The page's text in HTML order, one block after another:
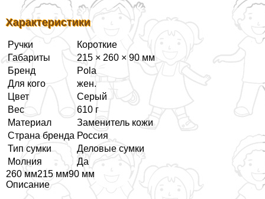
Хаpaктеристики
Ручки
Короткие
Габариты
215 × 260 × 90 мм
Бренд
Pola
Для кого
жен.
Цвет
Серый
Вес
610 г
Материал
Заменитель кожи
Страна бренда Россия
Тип сумки
Деловые сумки
Молния
Да
260 мм215 мм90 мм
Описание